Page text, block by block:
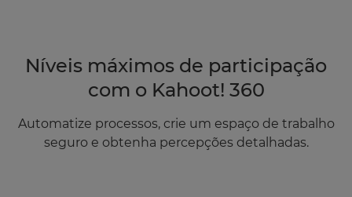
Níveis máximos de participação
com o Kahoot! 360
Automatize processos, crie um espaço de trabalho
seguro e obtenha percepções detalhadas.